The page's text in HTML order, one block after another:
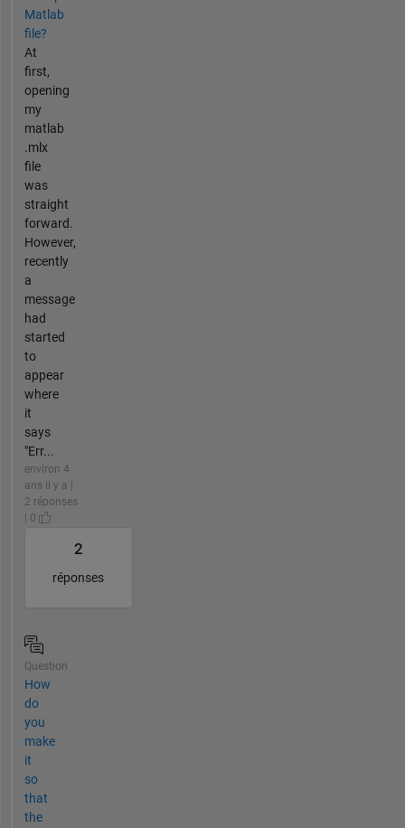
Matlab
file?
At
first,
opening
my
matlab
.mlx
file
was
straight
forward.
However,
recently
a
message
had
started
to
appear
where
it
says
"Err...
environ 4
ans il y a |
2 réponses
| 0
2
réponses
Question
How
do
you
make
it
so
that
the